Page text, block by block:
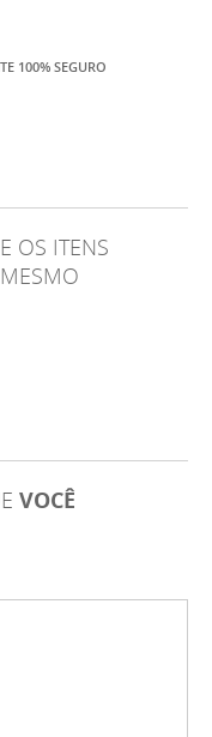
100% SEGURO
OS ITENS
VOCÊ